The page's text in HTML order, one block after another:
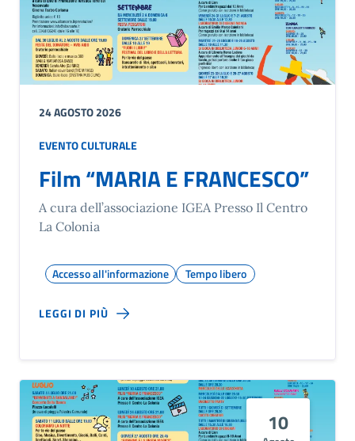
24 AGOSTO 2026
EVENTO CULTURALE
Film “MARIA E FRANCESCO”
A cura dell’associazione IGEA Presso Il Centro
La Colonia
Accesso all'informazione Tempo libero
LEGGI DI PIÙ
10